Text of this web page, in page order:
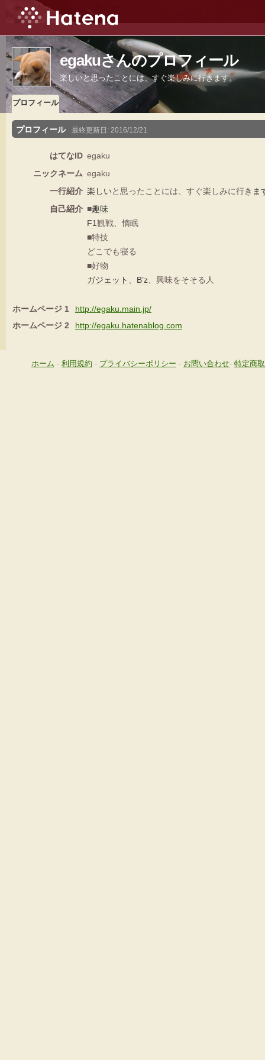
egakuさんのプロフィール
楽しいと思ったことには、すぐ楽しみに行きます。
プロフィール
プロフィール 最終更新日: 2016/12/21
はてなID egaku
ニックネーム egaku
一行紹介 楽しいと思ったことには、すぐ楽しみに行き ま
自己紹介 ■趣味
F1観戦、惰眠
■特技
どこでも寝る
■好物
ガジェット 、 B’z、興味をそそる人
ホームページ 1
http://egaku.main.jp/
ホームページ 2
http://egaku.hatenablog.com
ホーム - 利用規約 - プライバシーポリシー - お問い合わせ- 特定商